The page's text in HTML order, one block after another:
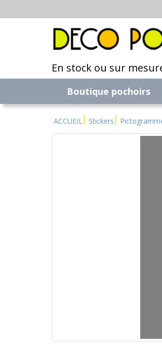
En stock ou sur
Boutique pochoirs
ACCUEIL Stickers